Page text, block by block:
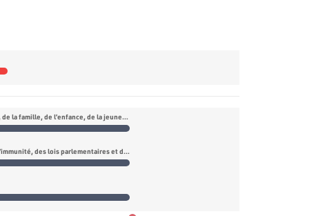
Commission des affaires de la femme, de la famille, de l’enfance, de la jeunesse et des personnes âgées
Commission du règlement intérieur, de l’immunité, des lois parlementaires et des lois électorales